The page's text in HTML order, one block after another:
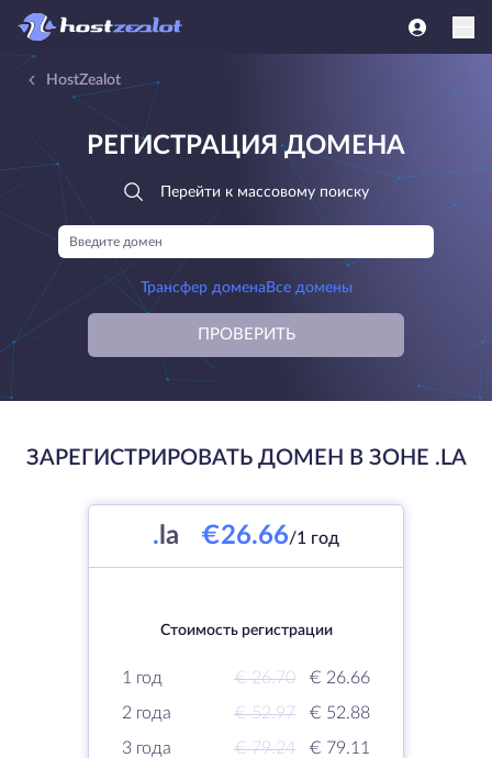
HostZealot
РЕГИСТРАЦИЯ ДОМЕНА
Перейти к массовому поиску
Трансфер домена Все домены
ПРОВЕРИТЬ
ЗАРЕГИСТРИРОВАТЬ ДОМЕН В ЗОНЕ .LA
. la €26.66/1 год
Стоимость регистрации
1 год € 26.70
€ 26.66
2 года
€ 52.97
€ 52.88
3 года
€ 79.24
€ 79.11